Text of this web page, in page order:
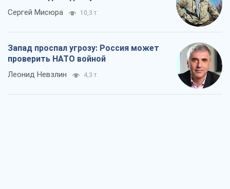
Сергей Мисюра 10,3 т.
Запад проспал угрозу: Россия может
проверить НАТО войной
Леонид Невзлин 4,3 т.